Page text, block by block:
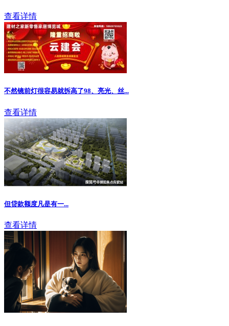
查看详情
不然镜前灯很容易就拆高了98、亮光、丝...
查看详情
但贷款额度凡是有一...
查看详情